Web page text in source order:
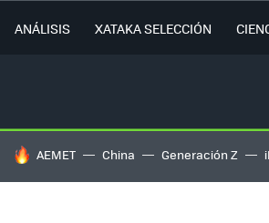
ANÁLISIS XATAKA SELECCIÓN
HOY SE HABLA DE
AEMET China Generación Z